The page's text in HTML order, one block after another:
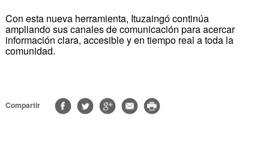
Con esta nueva herramienta, Ituzaingó continúa
ampliando sus canales de comunicación para acercar
información clara, accesible y en tiempo real a toda la
comunidad.
Compartir